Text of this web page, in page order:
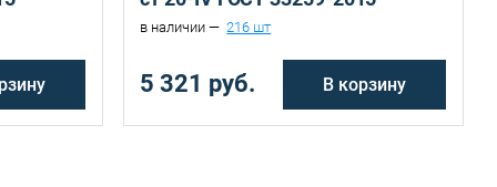
в наличии — 216 шт
5 321 руб. В корзину